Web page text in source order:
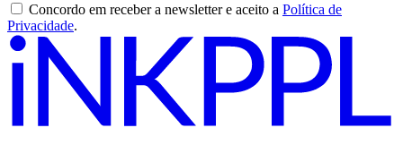
Concordo em receber a newsletter e aceito a Política de
Privacidade.